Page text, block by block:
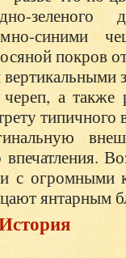
зеленого
синими
покров
а также
типичного
впечатления.
с
янтарным